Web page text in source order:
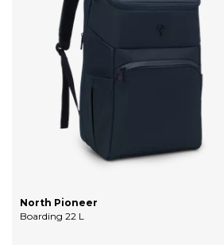
Boarding 22 L
North Pioneer